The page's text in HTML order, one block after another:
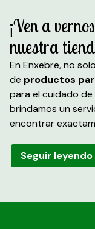
¡Ven a
nuestra
En Enxebre, no
de productos
para el cuidado
brindamos un
encontrar
Además, para tu
servicio de
Seguir leyendo